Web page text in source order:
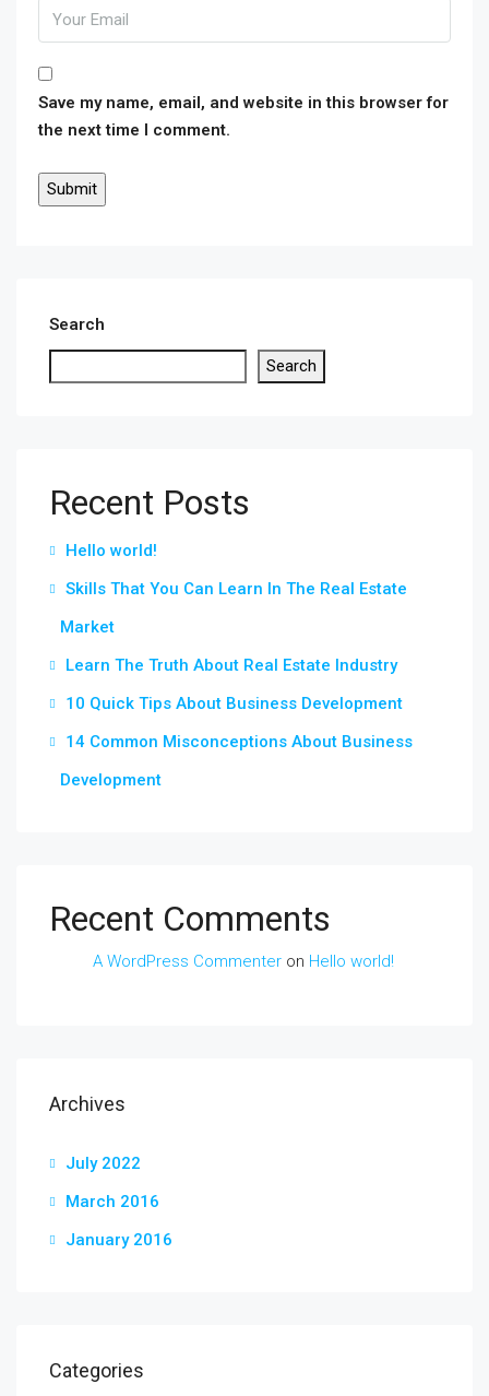
Save my name, email, and website in this browser for
the next time I comment.
Search
Search
Recent Posts
Hello world!
Skills That You Can Learn In The Real Estate
Market
Learn The Truth About Real Estate Industry
10 Quick Tips About Business Development
14 Common Misconceptions About Business
Development
Recent Comments
A WordPress Commenter on Hello world!
Archives
July 2022
March 2016
January 2016
Categories